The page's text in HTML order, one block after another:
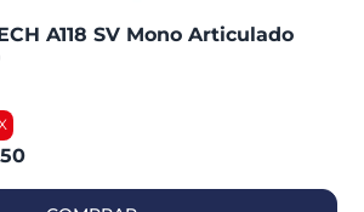
A118 SV Mono Articulado